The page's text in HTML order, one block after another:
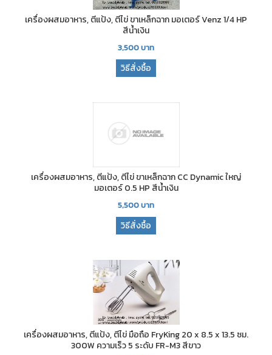
เครื่องผสมอาหาร, ตีแป้ง, ตีไข่ ขาเหล็กฉาก มอเตอร์ Venz 1/4 HP
สีน้ำเงิน
3,500บาท
วิธีสั่งซื้อ
เครื่องผสมอาหาร, ตีแป้ง, ตีไข่ ขาเหล็กฉาก CC Dynamic ใหญ่
มอเตอร์ 0.5 HP สีน้ำเงิน
5,500บาท
วิธีสั่งซื้อ
เครื่องผสมอาหาร, ตีแป้ง, ตีไข่ มือถือ FryKing 20 x 8.5 x 13.5 ซม.
300W ความเร็ว 5 ระดับ FR-M3 สีขาว